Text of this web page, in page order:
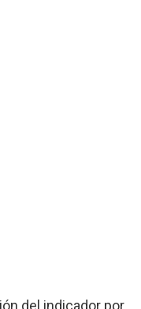
del indicador por